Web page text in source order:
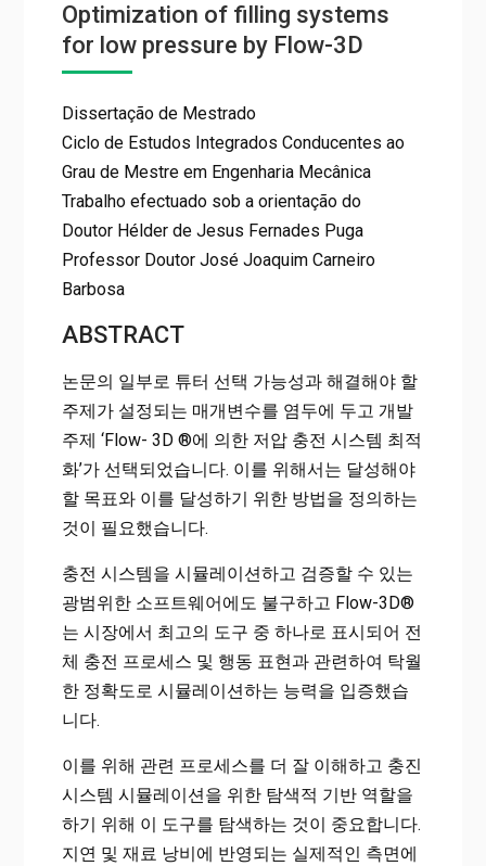
Optimization of filling systems
for low pressure by Flow-3D
Dissertação de Mestrado
Ciclo de Estudos Integrados Conducentes ao
Grau de Mestre em Engenharia Mecânica
Trabalho efectuado sob a orientação do
Doutor Hélder de Jesus Fernades Puga
Professor Doutor José Joaquim Carneiro
Barbosa
ABSTRACT
논문의 일부로 튜터 선택 가능성과 해결해야 할
주제가 설정되는 매개변수를 염두에 두고 개발
주제 ‘Flow- 3D ®에 의한 저압 충전 시스템 최적
화’가 선택되었습니다. 이를 위해서는 달성해야
할 목표와 이를 달성하기 위한 방법을 정의하는
것이 필요했습니다.
충전 시스템을 시뮬레이션하고 검증할 수 있는
광범위한 소프트웨어에도 불구하고 Flow-3D®
는 시장에서 최고의 도구 중 하나로 표시되어 전
체 충전 프로세스 및 행동 표현과 관련하여 탁월
한 정확도로 시뮬레이션하는 능력을 입증했습
니다.
이를 위해 관련 프로세스를 더 잘 이해하고 충진
시스템 시뮬레이션을 위한 탐색적 기반 역할을
하기 위해 이 도구를 탐색하는 것이 중요합니다.
지연 및 재료 낭비에 반영되는 실제적인 측면에